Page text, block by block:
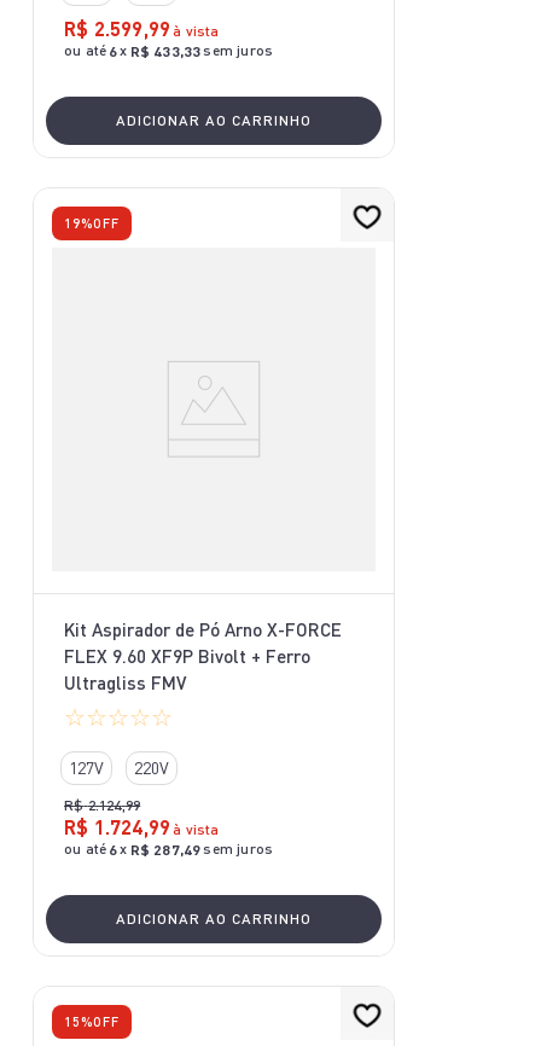
R$ 2.599,99 à vista
ou até 6x R$ 433,33sem juros
ADICIONAR AO CARRINHO
19%OFF
Kit Aspirador de Pó Arno X-FORCE
FLEX 9.60 XF9P Bivolt + Ferro
Ultragliss FMV
☆☆☆☆☆
127V 220V
R$ 2.124,99
R$ 1 .724,99 à vista
ou até 6x R$ 287,49sem juros
ADICIONAR AO CARRINHO
15%OFF